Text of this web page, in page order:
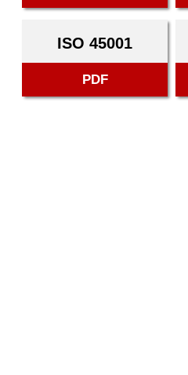
ISO 45001
PDF